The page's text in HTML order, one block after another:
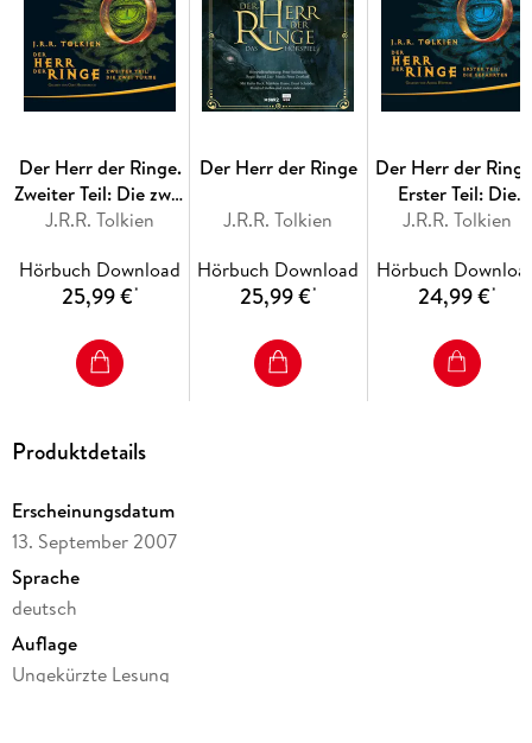
Der Herr der Ringe III: Die Wiederkehr des Königs-
vollständig gelesen von Gert Heidenreich
Der Herr der Ringe.
Zweiter Teil: Die zwei
Türme
J.R.R. Tolkien
Hörbuch Download
25,99 €*
Der Herr der Ringe
J.R.R. Tolkien
Hörbuch Download
25,99 €*
Der Herr der
Erster Teil: Die
Gefährten
J.R.R. Tolkien
Hörbuch
24,99 €*
Produktdetails
Erscheinungsdatum
13. September 2007
Sprache
deutsch
Auflage
Ungekürzte Lesung